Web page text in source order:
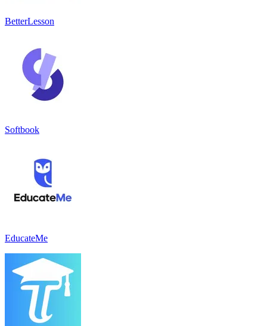
BetterLesson
Softbook
EducateMe